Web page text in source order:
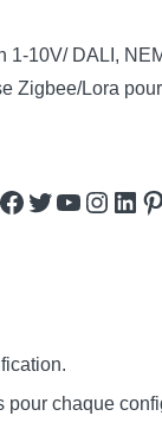
1-10V/ DALI,
Zigbee/Lora
Facebook Twitter YouTube Instagram LinkedIn Pinterest
chaque